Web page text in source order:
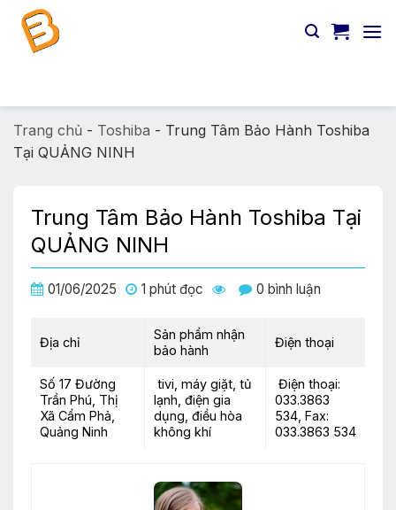
Chuyển
đến
Trang chủ - Toshiba - Trung Tâm Bảo Hành Toshiba
Tại QUẢNG NINH
Trung Tâm Bảo Hành Toshiba Tại
QUẢNG NINH
01/06/2025 1 phút đọc 0 bình luận
Địa chỉ
Sản phẩm nhận
bảo hành
Điện thoại
Số 17 Đường
Trần Phú, Thị
Xã Cẩm Phả,
Quảng Ninh
tivi, máy giặt, tủ
lạnh, điện gia
dụng, điều hòa
không khí
Điện thoại:
033.3863
534, Fax:
033.3863 534